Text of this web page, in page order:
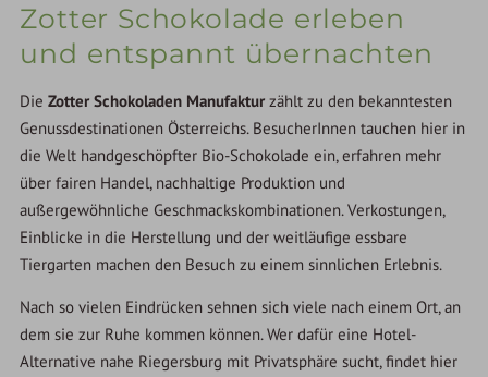
Zotter Schokolade erleben
und entspannt übernachten
DieZotter Schokoladen Manufaktur zählt zu den bekanntesten
Genussdestinationen Österreichs. BesucherInnen tauchen hier in
die Welt handgeschöpfter Bio-Schokolade ein, erfahren mehr
über fairen Handel, nachhaltige Produktion und
außergewöhnliche Geschmackskombinationen. Verkostungen,
Einblicke in die Herstellung und der weitläufige essbare
Tiergarten machen den Besuch zu einem sinnlichen Erlebnis.
Nach so vielen Eindrücken sehnen sich viele nach einem Ort, an
dem sie zur Ruhe kommen können. Wer dafür eine Hotel-
Alternative nahe Riegersburg mit Privatsphäre sucht, findet hier